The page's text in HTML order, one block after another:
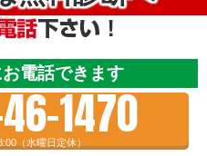
電話できます
1470
（水曜日定休）